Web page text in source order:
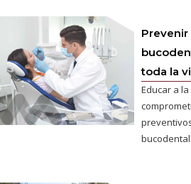
toda la
Educar a